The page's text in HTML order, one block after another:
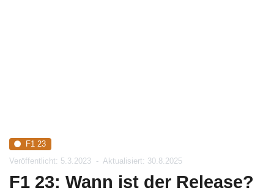
F1 23
Veröffentlicht: 5.3.2023 - Aktualisiert: 30.8.2025
F1 23: Wann ist der Release?